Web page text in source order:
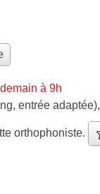
à 9h
entrée adaptée),
orthophoniste.